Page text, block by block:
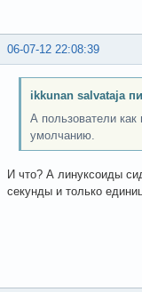
06-07-12 22:08:39
ikkunan salvataja
А пользователи как
умолчанию.
И что? А линуксоиды
секунды и только